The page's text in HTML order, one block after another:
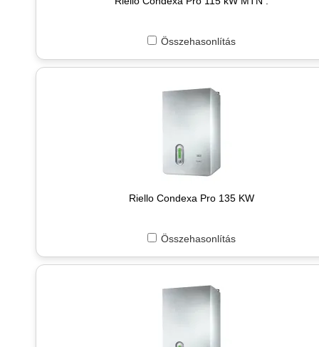
Összehasonlítás
Riello Condexa Pro 135 KW
Összehasonlítás